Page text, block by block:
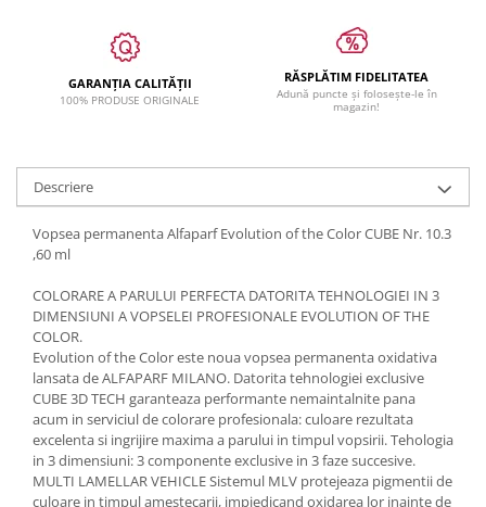
GARANȚIA CALITĂȚII
100% PRODUSE ORIGINALE
RĂSPLĂTIM FIDELITATEA
Adună puncte și folosește-le în
magazin!
Descriere
Vopsea permanenta Alfaparf Evolution of the Color CUBE Nr. 10.3
,60 ml
COLORARE A PARULUI PERFECTA DATORITA TEHNOLOGIEI IN 3
DIMENSIUNI A VOPSELEI PROFESIONALE EVOLUTION OF THE
COLOR.
Evolution of the Color este noua vopsea permanenta oxidativa
lansata de ALFAPARF MILANO. Datorita tehnologiei exclusive
CUBE 3D TECH garanteaza performante nemaintalnite pana
acum in serviciul de colorare profesionala: culoare rezultata
excelenta si ingrijire maxima a parului in timpul vopsirii. Tehologia
in 3 dimensiuni: 3 componente exclusive in 3 faze succesive.
MULTI LAMELLAR VEHICLE Sistemul MLV protejeaza pigmentii de
culoare in timpul amestecarii, impiedicand oxidarea lor inainte de